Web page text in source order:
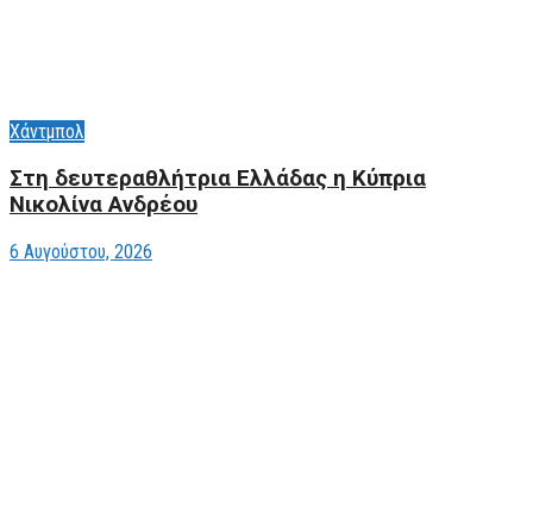
Χάντμπολ
Στη δευτεραθλήτρια Ελλάδας η Κύπρια
Νικολίνα Ανδρέου
6 Αυγούστου, 2026